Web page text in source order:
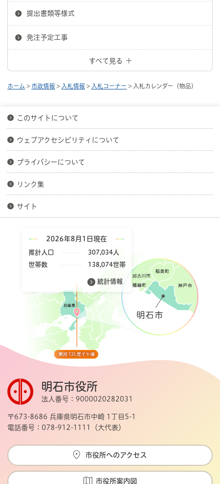
提出書類等様式
発注予定工事
すべて見る
ホーム > 市政情報 > 入札情報 > 入札コーナー > 入札カレンダー（物品）
このサイトについて
ウェブアクセシビリティについて
プライバシーについて
リンク集
サイト
2026年8月1日現在
推計人口
307,034人
世帯数
138,074世帯
統計情報
明石市役所
法人番号：9000020282031
〒673-8686 兵庫県明石市中崎 1丁目5-1
電話番号：078-912-1111（大代表）
市役所へのアクセス
市役所案内図